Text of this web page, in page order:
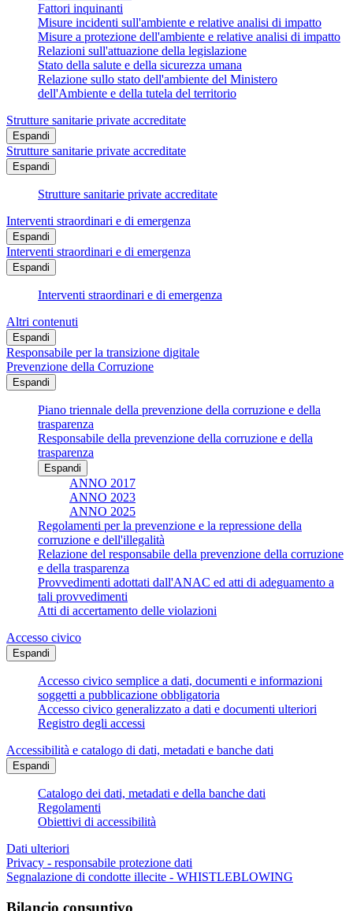
Fattori inquinanti
Misure incidenti sull'ambiente e relative analisi di impatto
Misure a protezione dell'ambiente e relative analisi di impatto
Relazioni sull'attuazione della legislazione
Stato della salute e della sicurezza umana
Relazione sullo stato dell'ambiente del Ministero
dell'Ambiente e della tutela del territorio
Strutture sanitarie private accreditate
Espandi
Strutture sanitarie private accreditate
Espandi
Strutture sanitarie private accreditate
Interventi straordinari e di emergenza
Espandi
Interventi straordinari e di emergenza
Espandi
Interventi straordinari e di emergenza
Altri contenuti
Espandi
Responsabile per la transizione digitale
Prevenzione della Corruzione
Espandi
Piano triennale della prevenzione della corruzione e della
trasparenza
Responsabile della prevenzione della corruzione e della
trasparenza
Espandi
ANNO 2017
ANNO 2023
ANNO 2025
Regolamenti per la prevenzione e la repressione della
corruzione e dell'illegalità
Relazione del responsabile della prevenzione della corruzione
e della trasparenza
Provvedimenti adottati dall'ANAC ed atti di adeguamento a
tali provvedimenti
Atti di accertamento delle violazioni
Accesso civico
Espandi
Accesso civico semplice a dati, documenti e informazioni
soggetti a pubblicazione obbligatoria
Accesso civico generalizzato a dati e documenti ulteriori
Registro degli accessi
Accessibilità e catalogo di dati, metadati e banche dati
Espandi
Catalogo dei dati, metadati e della banche dati
Regolamenti
Obiettivi di accessibilità
Dati ulteriori
Privacy - responsabile protezione dati
Segnalazione di condotte illecite - WHISTLEBLOWING
Bilancio consuntivo